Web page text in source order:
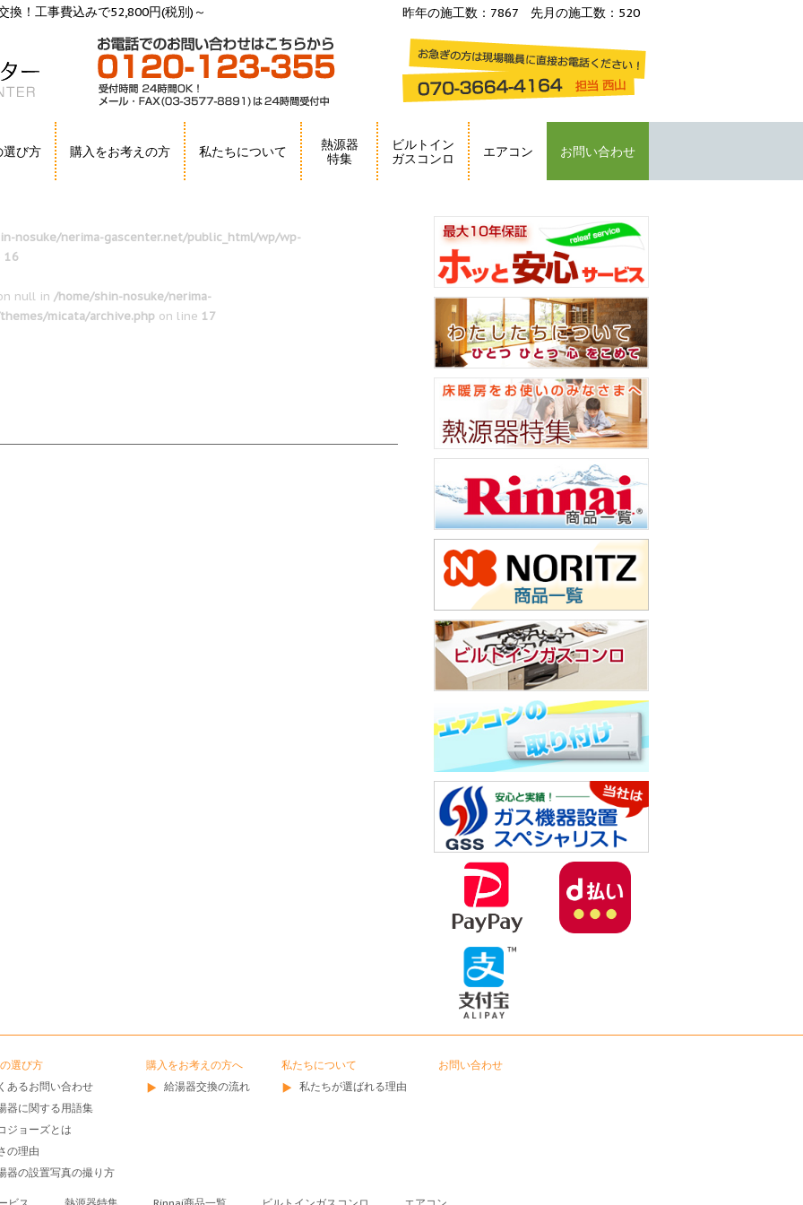
！工事費込みで52,800円(税別)～ 昨年の施工数：7867 先月の施工数：520
選び方 購入をお考えの方 私たちについて
熱源器
特集
ビルトイン
ガスコンロ
エアコン お問い合わせ
nosuke/nerima-gascenter.net/public_html/wp/wp-
16
null in /home/shin-nosuke/nerima-
micata/archive.php on line 17
選び方
あるお問い合わせ
器に関する用語集
ジョーズとは
の理由
器の設置写真の撮り方
購入をお考えの方へ
給湯器交換の流れ
私たちについて
私たちが選ばれる理由
お問い合わせ